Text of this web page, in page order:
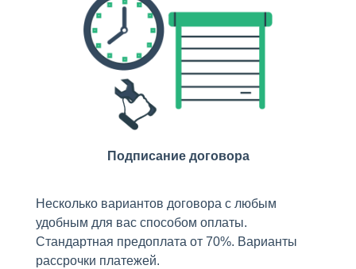
Подписание договора
Несколько вариантов договора с любым
удобным для вас способом оплаты.
Стандартная предоплата от 70%. Варианты
рассрочки платежей.